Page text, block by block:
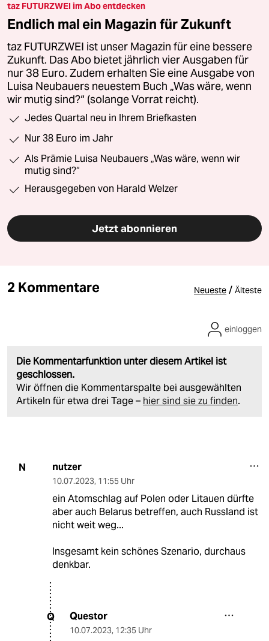
taz FUTURZWEI im Abo entdecken
Endlich mal ein Magazin für Zukunft
taz FUTURZWEI ist unser Magazin für eine bessere
Zukunft. Das Abo bietet jährlich vier Ausgaben für
nur 38 Euro. Zudem erhalten Sie eine Ausgabe von
Luisa Neubauers neuestem Buch „Was wäre, wenn
wir mutig sind?“ (solange Vorrat reicht).
Jedes Quartal neu in Ihrem Briefkasten
Nur 38 Euro im Jahr
Als Prämie Luisa Neubauers „Was wäre, wenn wir
mutig sind?“
Herausgegeben von Harald Welzer
Jetzt abonnieren
2 Kommentare Neueste / Älteste
Die Kommentarfunktion unter diesem Artikel ist
geschlossen.
Wir öffnen die Kommentarspalte bei ausgewählten
Artikeln für etwa drei Tage – hier sind sie zu finden.
einloggen
N nutzer
10.07.2023, 11:55 Uhr
ein Atomschlag auf Polen oder Litauen dürfte
aber auch Belarus betreffen, auch Russland ist
nicht weit weg...
Insgesamt kein schönes Szenario, durchaus
denkbar.
Q Questor
10.07.2023, 12:35 Uhr